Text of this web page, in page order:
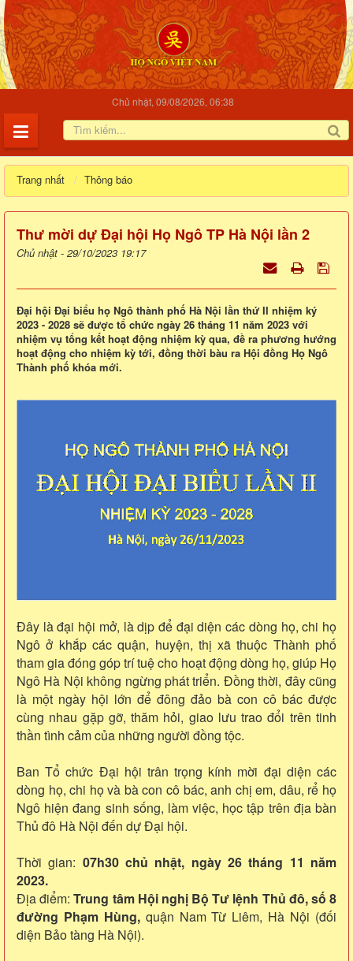
Chủ nhật, 09/08/2026, 06:38
Trang nhất Thông báo
Thư mời dự Đại hội Họ Ngô TP Hà Nội lần 2
Chủ nhật - 29/10/2023 19:17
Đại hội Đại biểu họ Ngô thành phố Hà Nội lần thứ II nhiệm ký
2023 - 2028 sẽ được tổ chức ngày 26 tháng 11 năm 2023 với
nhiệm vụ tổng kết hoạt động nhiệm kỳ qua, đề ra phương hướng
hoạt động cho nhiệm kỳ tới, đồng thời bàu ra Hội đồng Họ Ngô
Thành phố khóa mới.
Đây là đại hội mở, là dịp để đại diện các dòng họ, chi họ
Ngô ở khắp các quận, huyện, thị xã thuộc Thành phố
tham gia đóng góp trí tuệ cho hoạt động dòng họ, giúp Họ
Ngô Hà Nội không ngừng phát triển. Đồng thời, đây cũng
là một ngày hội lớn để đông đảo bà con cô bác được
cùng nhau gặp gỡ, thăm hỏi, giao lưu trao đổi trên tinh
thần tình cảm của những người đồng tộc.
Ban Tổ chức Đại hội trân trọng kính mời đại diện các
dòng họ, chi họ và bà con cô bác, anh chị em, dâu, rể họ
Ngô hiện đang sinh sống, làm việc, học tập trên địa bàn
Thủ đô Hà Nội đến dự Đại hội.
Thời gian: 07h30 chủ nhật, ngày 26 tháng 11 năm
2023.
Địa điểm:Trung tâm Hội nghị Bộ Tư lệnh Thủ đô, số 8
đường Phạm Hùng,quận Nam Từ Liêm, Hà Nội (đối
diện Bảo tàng Hà Nội).